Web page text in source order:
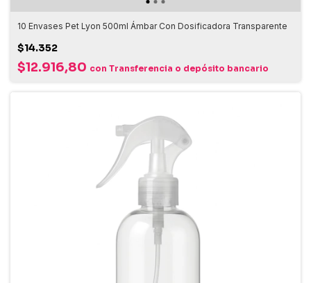
10 Envases Pet Lyon 500ml Ámbar Con Dosificadora Transparente
$14.352
$12.916,80 con Transferencia o depósito bancario